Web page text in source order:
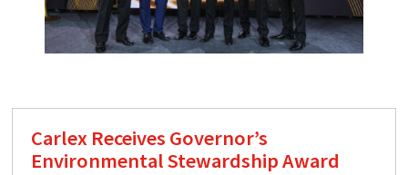
Carlex Receives Governor’s
Environmental Stewardship Award